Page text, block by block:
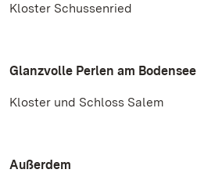
Kloster Schussenried
Glanzvolle Perlen am Bodensee
Kloster und Schloss Salem
Außerdem